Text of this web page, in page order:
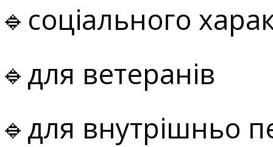
🔹соціального
🔹для ветеранів
🔹для внутрішньо